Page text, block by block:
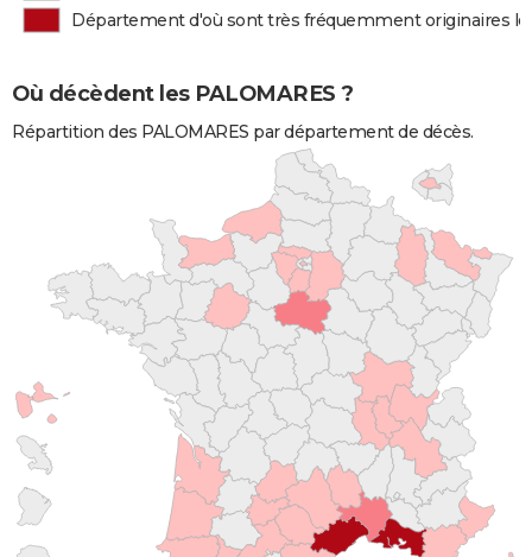
Département d'où sont très fréquemment originaires
Où décèdent les PALOMARES ?
Répartition des PALOMARES par département de décès.